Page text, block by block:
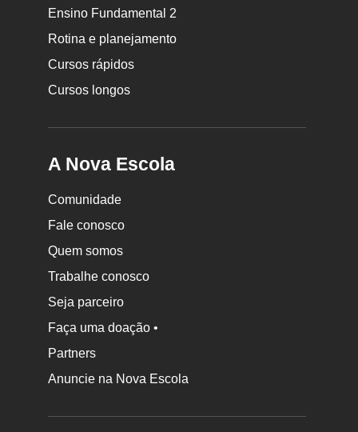
Ensino Fundamental 2
Rotina e planejamento
Cursos rápidos
Cursos longos
A Nova Escola
Comunidade
Fale conosco
Quem somos
Trabalhe conosco
Seja parceiro
Faça uma doação •
Partners
Anuncie na Nova Escola